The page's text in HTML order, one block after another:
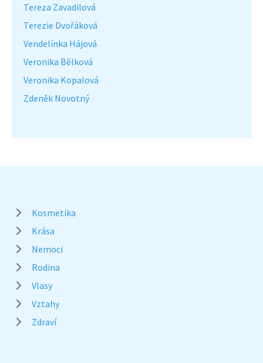
Tereza Zavadilová
Terezie Dvořáková
Vendelínka Hájová
Veronika Bělková
Veronika Kopalová
Zdeněk Novotný
Kosmetika
Krása
Nemoci
Rodina
Vlasy
Vztahy
Zdraví